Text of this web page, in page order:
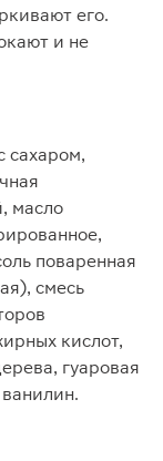
его.
и не
сахаром,
масло
поваренная
смесь
кислот,
гуаровая